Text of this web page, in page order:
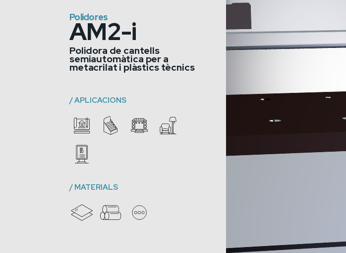
Polidores
AM2-i
Polidora de cantells
semiautomàtica per a
metacrilat i plàstics tècnics
/APLICACIONS
/ MATERIALS